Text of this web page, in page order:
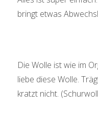
bringt etwas
Die Wolle ist wie im
liebe diese Wolle.
kratzt nicht.